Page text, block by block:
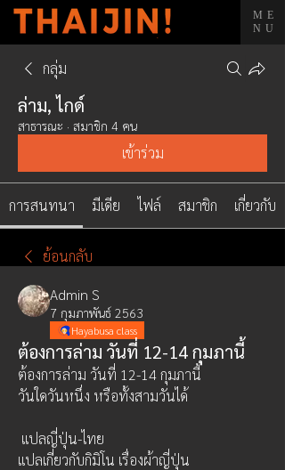
ME
NU
กลุ่ม
ล่าม, ไกด์
สาธารณะ · สมาชิก 4 คน
เข้าร่วม
การสนทนา มีเดีย ไฟล์ สมาชิก เกี่ยวกับ
ย้อนกลับ
Admin S
7 กุมภาพันธ์ 2563
Hayabusa class
ต้องการล่าม วันที่ 12-14 กุมภานี้
ต้องการล่าม วันที่ 12-14 กุมภานี้
วันใดวันหนึ่ง หรือทั้งสามวันได้
แปลญี่ปุ่น-ไทย
แปลเกี่ยวกับกิมิโน เรื่องผ้าญี่ปุ่น